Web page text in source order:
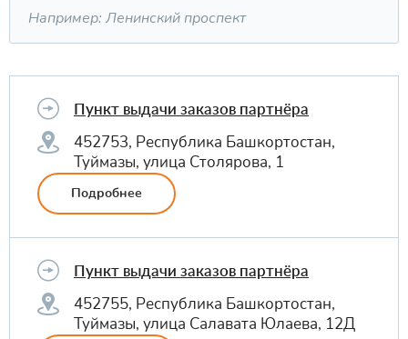
Пункт выдачи заказов партнёра
452753, Республика Башкортостан,
Туймазы, улица Столярова, 1
Подробнее
Пункт выдачи заказов партнёра
452755, Республика Башкортостан,
Туймазы, улица Салавата Юлаева, 12Д